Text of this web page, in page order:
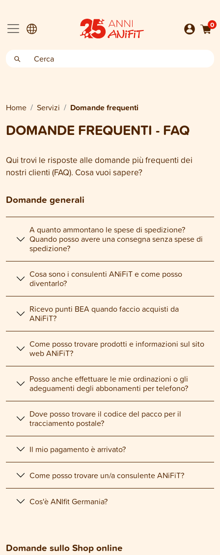
0
Home Servizi Domande frequenti
DOMANDE FREQUENTI - FAQ
Qui trovi le risposte alle domande più frequenti dei
nostri clienti (FAQ). Cosa vuoi sapere?
Domande generali
A quanto ammontano le spese di spedizione?
Quando posso avere una consegna senza spese di
spedizione?
Cosa sono i consulenti ANiFiT e come posso
diventarlo?
Ricevo punti BEA quando faccio acquisti da
ANiFiT?
Come posso trovare prodotti e informazioni sul sito
web ANiFiT?
Posso anche effettuare le mie ordinazioni o gli
adeguamenti degli abbonamenti per telefono?
Dove posso trovare il codice del pacco per il
tracciamento postale?
Il mio pagamento è arrivato?
Come posso trovare un/a consulente ANiFiT?
Cos'è ANIfit Germania?
Domande sullo Shop online